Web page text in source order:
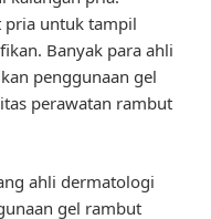
pria untuk tampil
Banyak para ahli
penggunaan gel
perawatan rambut
ahli dermatologi
gel rambut